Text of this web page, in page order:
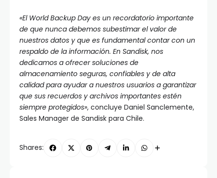
«El World Backup Day es un recordatorio importante
de que nunca debemos subestimar el valor de
nuestros datos y que es fundamental contar con un
respaldo de la información. En Sandisk, nos
dedicamos a ofrecer soluciones de
almacenamiento seguras, confiables y de alta
calidad para ayudar a nuestros usuarios a garantizar
que sus recuerdos y archivos importantes estén
siempre protegidos», concluye Daniel Sanclemente,
Sales Manager de Sandisk para Chile.
Shares: